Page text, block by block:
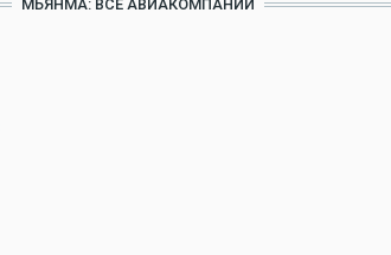
МЬЯНМА: ВСЕ АВИАКОМПАНИИ